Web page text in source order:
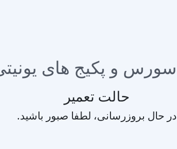
حالت تعمیر
در حال بروزرسانی، لطفا صبور باشید.